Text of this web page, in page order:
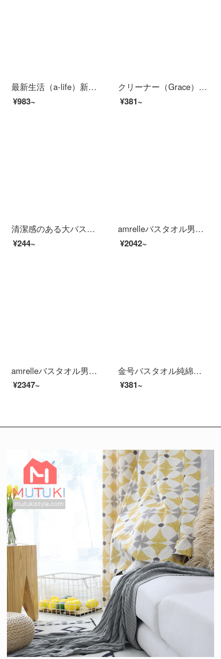
最新生活（a-life）新疆長絨綿タオルタオルタオル3点セット洗顔タオル純綿強吸水国民シリーズベージュタオル/灰色バスタオル/灰色バスタオル
¥983~
クリーナー（Grace）新疆綿バスタオルA種類の綿を厚くして、柔らかく水を吸い込む素色の男女通用のシングルストリップで140*70 cm 375 gレンコンの粉の色を入れます。
¥381~
清潔感のある大バスタオルです。非純綿の吸水速乾厚を高め、男女のタオル450 gの浅花灰（80*150 cm）-厚いお金を加えます。
¥244~
amrelleバスタオル男女家庭用出口日本綿吸水速乾柔らかいタオル三点セットホテルラクダ色バスタオル1枚
¥2042~
amrelleバスタオル男女家庭用出口日本綿吸水速乾柔らかいタオル三点セットホテルラクダ色バスタオル1枚+タオル1枚
¥2347~
金号バスタオル純綿子供赤ちゃん用ソフトアニメ可愛い吸水速乾綿大タオル3130黄色1枚
¥381~